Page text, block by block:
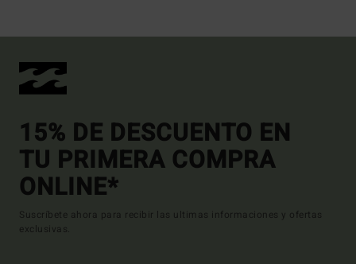
15% DE DESCUENTO EN
TU PRIMERA COMPRA
ONLINE*
Suscríbete ahora para recibir las ultimas informaciones y ofertas
exclusivas.